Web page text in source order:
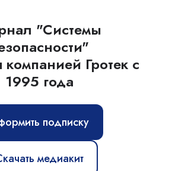
"Системы
компанией Гротек с
1995 года
подписку
медиакит